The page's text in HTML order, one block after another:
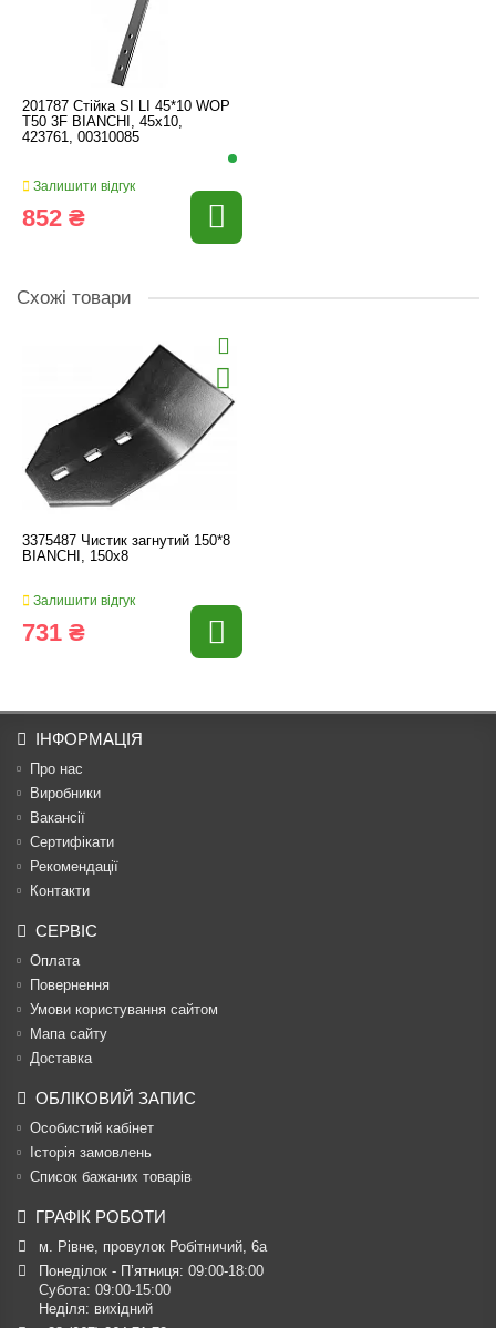
201787 Стійка SI LI 45*10 WOP
T50 3F BIANCHI, 45x10,
423761, 00310085
Залишити відгук
852 ₴
Схожі товари
3375487 Чистик загнутий 150*8
BIANCHI, 150x8
Залишити відгук
731 ₴
ІНФОРМАЦІЯ
Про нас
Виробники
Вакансії
Сертифікати
Рекомендації
Контакти
СЕРВІС
Оплата
Повернення
Умови користування сайтом
Мапа сайту
Доставка
ОБЛІКОВИЙ ЗАПИС
Особистий кабінет
Історія замовлень
Список бажаних товарів
ГРАФІК РОБОТИ
м. Рівне, провулок Робітничий, 6а
Понеділок - П’ятниця: 09:00-18:00
Субота: 09:00-15:00
Неділя: вихідний